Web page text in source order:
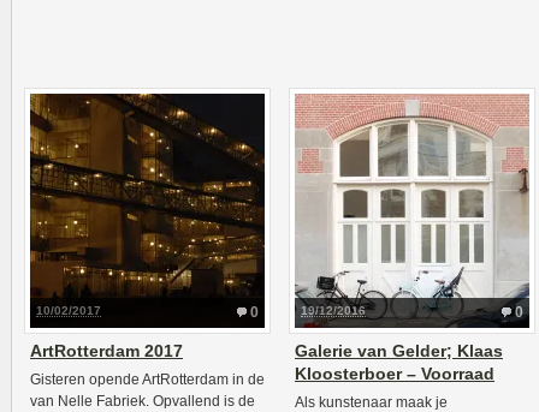
0
10/02/2017
ArtRotterdam 2017
Gisteren opende ArtRotterdam in de
van Nelle Fabriek. Opvallend is de
0
19/12/2016
Galerie van Gelder; Klaas
Kloosterboer – Voorraad
Als kunstenaar maak je